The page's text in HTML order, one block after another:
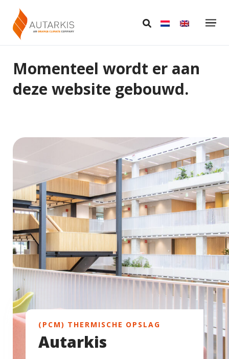
Momenteel wordt er aan
deze website gebouwd.
(PCM) THERMISCHE OPSLAG
Autarkis